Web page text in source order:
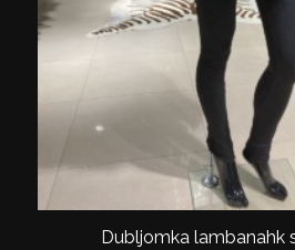
Dubljomka lambanahk